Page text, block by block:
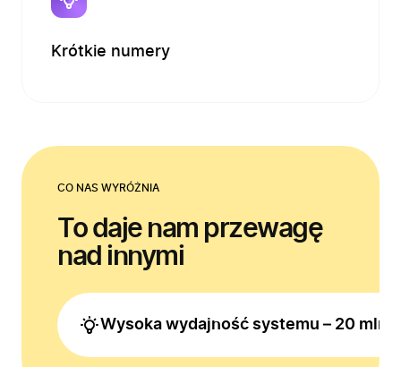
Bezpieczeństwo
Krótkie numery
CO NAS WYRÓŻNIA
To daje nam przewagę
nad innymi
Wysoka wydajność systemu – 20 mln